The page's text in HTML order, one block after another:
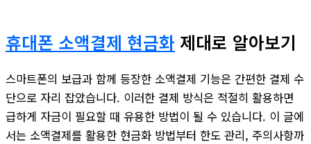
휴대폰 소액결제 현금화 제대로 알아보기
스마트폰의 보급과 함께 등장한 소액결제 기능은 간편한 결제 수
단으로 자리 잡았습니다. 이러한 결제 방식은 적절히 활용하면
급하게 자금이 필요할 때 유용한 방법이 될 수 있습니다. 이 글에
서는 소액결제를 활용한 현금화 방법부터 한도 관리, 주의사항까